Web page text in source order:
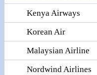
Kenya Airways
Korean Air
Malaysian Airline
Nordwind Airlines